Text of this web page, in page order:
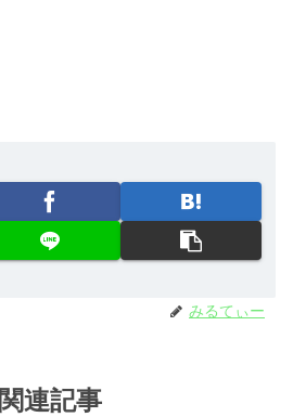
みるてぃー
関連記事